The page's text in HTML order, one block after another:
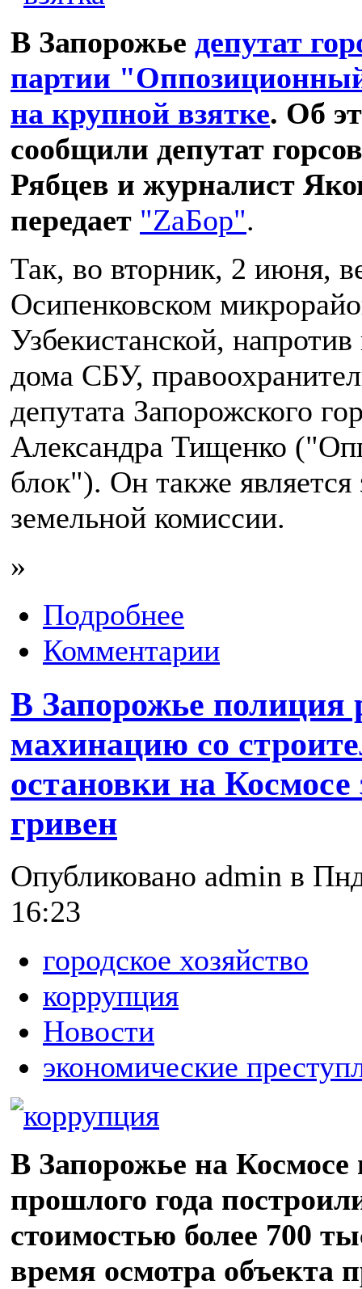
В Запорожье депутат
партии
на крупной взятке. Об
сообщили депутат
Рябцев и журналист
передает "ZаБор".
Так, во вторник, 2 июня,
Осипенковском
Узбекистанской,
дома СБУ,
депутата Запорожского
Александра Тищенко
блок"). Он также является
земельной комиссии.
»
Подробнее
Комментарии
В Запорожье полиция
махинацию со
остановки на
гривен
Опубликовано admin в
16:23
городское хозяйство
коррупция
Новости
экономические
В Запорожье на Космосе
прошлого года
стоимостью более 700
время осмотра объекта